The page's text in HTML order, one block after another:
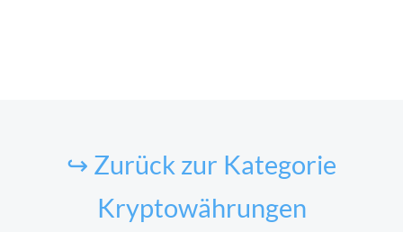
↪ Zurück zur Kategorie
Kryptowährungen